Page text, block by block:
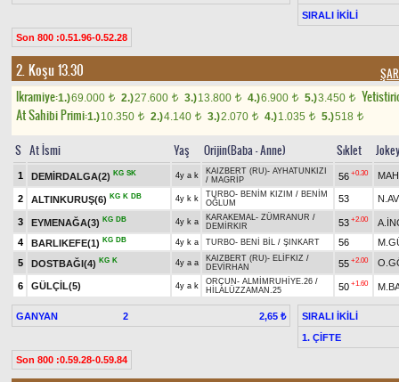
SIRALI İKİLİ
Son 800 :0.51.96-0.52.28
2. Koşu 13.30
Ikramiye:1.)69.000 t 2.)27.600 t 3.)13.800 t 4.)6.900 t 5.)3.450 t
At Sahibi Primi:1.)10.350 t 2.)4.140 t 3.)2.070 t 4.)1.035 t 5.)518 t
S At İsmi Yaş Orijin(Baba - Anne) Sıklet
1 DEMİRDALGA(2) KG SK 4y a k KAIZBERT (RU)- AYHATUNKIZI
/ MAGRİP 56 +0.30
2 ALTINKURUŞ(6) KG K DB 4y k k TURBO- BENİM KIZIM / BENİM
OĞLUM
53
3 EYMENAĞA(3) KG DB 4y k a KARAKEMAL- ZÜMRANUR /
DEMİRKIR
53 +2.00
4
BARLIKEFE(1) KG DB 4y k a TURBO- BENİ BİL / ŞINKART 56
5
DOSTBAĞI(4) KG K 4y a a KAIZBERT (RU)- ELİFKIZ /
DEVİRHAN
55 +2.00
6 GÜLÇİL(5) 4y a k ORÇUN - ALMİMRUHİYE.26 /
HİLALÜZZAMAN.25
50 +1.60
GANYAN 2 2,65 ₺
SIRALI İKİLİ
1. ÇİFTE
Son 800 :0.59.28-0.59.84